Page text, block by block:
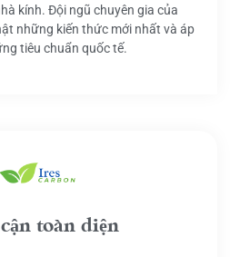
kính. Đội ngũ chuyên gia của
những kiến thức mới nhất và áp
tiêu chuẩn quốc tế.
toàn diện